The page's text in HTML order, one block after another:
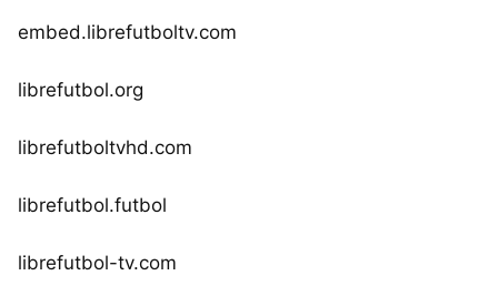
embed.librefutboltv.com
librefutbol.org
librefutboltvhd.com
librefutbol.futbol
librefutbol-tv.com